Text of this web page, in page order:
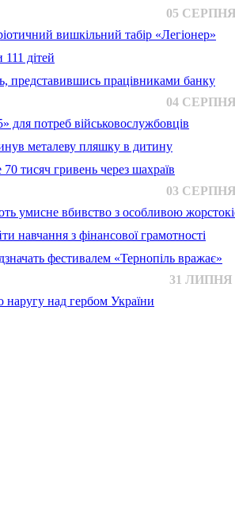
05 СЕРПНЯ
вишкільний табір «Легіонер»
дітей
представившись працівниками банку
04 СЕРПНЯ
для потреб військовослужбовців
металеву пляшку в дитину
тисяч гривень через шахраїв
03 СЕРПНЯ
умисне вбивство з особливою
навчання з фінансової грамотності
фестивалем «Тернопіль вражає»
31 ЛИПНЯ
наругу над гербом України